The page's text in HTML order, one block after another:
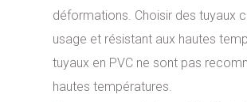
déformations. Choisir des tuyaux
usage et résistant aux hautes
tuyaux en PVC ne sont pas
hautes températures.